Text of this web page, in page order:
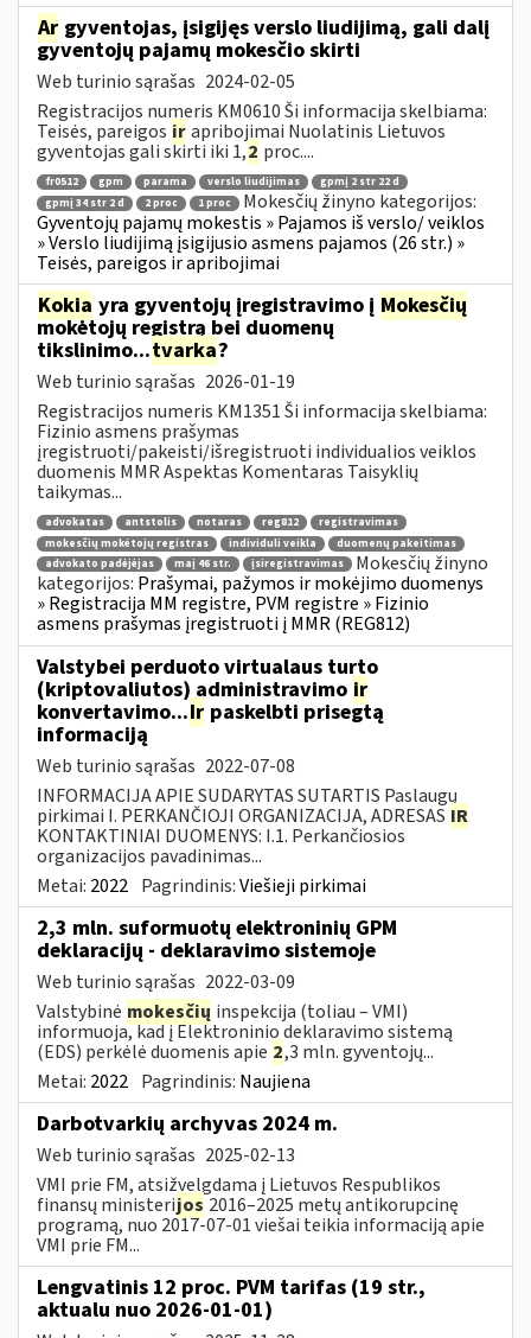
Ar gyventojas, įsigijęs verslo liudijimą, gali dalį
gyventojų pajamų mokesčio skirti
Web turinio sąrašas 2024-02-05
Registracijos numeris KM0610 Ši informacija skelbiama:
Teisės, pareigos irapribojimai Nuolatinis Lietuvos
gyventojas gali skirti iki 1,2 proc....
fr0512 gpm parama verslo liudijimas
gpmį 2 str 22 d
gpmį 34 str 2 d
2 proc 1 proc
Mokesčių žinyno kategorijos:
Gyventojų pajamų mokestis » Pajamos iš verslo/ veiklos
» Verslo liudijimą įsigijusio asmens pajamos (26 str.) »
Teisės, pareigos ir apribojimai
Kokia yra gyventojų įregistravimo į Mokesčių
mokėtojų registrą bei duomenų
tikslinimo...tvarka?
Web turinio sąrašas 2026-01-19
Registracijos numeris KM1351 Ši informacija skelbiama:
Fizinio asmens prašymas
įregistruoti/pakeisti/išregistruoti individualios veiklos
duomenis MMR Aspektas Komentaras Taisyklių
taikymas...
advokatas antstolis notaras reg812
registravimas
mokesčių mokėtojų registras
individuli veikla
duomenų pakeitimas
advokato padėjėjas
maį 46 str. įsiregistravimas
Mokesčių žinyno
kategorijos: Prašymai, pažymos ir mokėjimo duomenys
» Registracija MM registre, PVM registre » Fizinio
asmens prašymas įregistruoti į MMR (REG812)
Valstybei perduoto virtualaus turto
(kriptovaliutos) administravimo ir
konvertavimo...Ir paskelbti prisegtą
informaciją
Web turinio sąrašas 2022-07-08
INFORMACIJA APIE SUDARYTAS SUTARTIS Paslaugų
pirkimai I. PERKANČIOJI ORGANIZACIJA, ADRESAS IR
KONTAKTINIAI DUOMENYS: I.1. Perkančiosios
organizacijos pavadinimas...
Metai: 2022 Pagrindinis:Viešieji pirkimai
2,3 mln. suformuotų elektroninių GPM
deklaracijų - deklaravimo sistemoje
Web turinio sąrašas 2022-03-09
Valstybinė mokesčių inspekcija (toliau – VMI)
informuoja, kad į Elektroninio deklaravimo sistemą
(EDS) perkėlė duomenis apie 2,3 mln. gyventojų...
Metai: 2022 Pagrindinis: Naujiena
Darbotvarkių archyvas 2024 m.
Web turinio sąrašas 2025-02-13
VMI prie FM, atsižvelgdama į Lietuvos Respublikos
finansų ministerijos 2016–2025 metų antikorupcinę
programą, nuo 2017-07-01 viešai teikia informaciją apie
VMI prie FM...
Lengvatinis 12 proc. PVM tarifas (19 str.,
aktualu nuo 2026-01-01)